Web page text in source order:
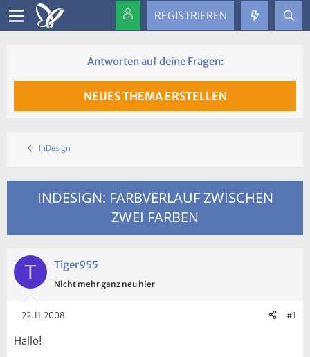
REGISTRIEREN
Antworten auf deine Fragen:
NEUES THEMA ERSTELLEN
InDesign
INDESIGN: FARBVERLAUF ZWISCHEN
ZWEI FARBEN
T Tiger955
Nicht mehr ganz neu hier
22.11.2008 #1
Hallo!